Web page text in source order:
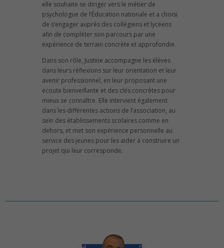
elle souhaite se diriger vers le métier de
psychologue de l’Éducation nationale et a choisi
de s’engager auprès des collégiens et lycéens
afin de compléter son parcours par une
expérience de terrain concrète et approfondie.
Dans son rôle, Justine accompagne les élèves
dans leurs réflexions sur leur orientation et leur
avenir professionnel, en leur proposant une
écoute bienveillante et des clés concrètes pour
mieux se connaître. Elle intervient également
dans les différentes actions de l’association, au
sein des établissements scolaires comme en
dehors, et met son expérience personnelle au
service des jeunes pour les aider à construire un
projet qui leur corresponde.